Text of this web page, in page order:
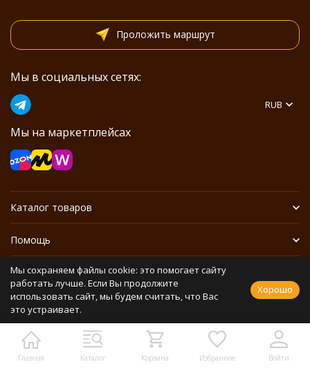
Главная Каталог Корзина Избранное Войти
Проложить маршрут
Мы в социальных сетях:
Мы на маркетплейсах
RUB
Каталог товаров
Помощь
Информация
Политика персональных данных
Разработано в
bodysite.ru Webasyst —
Мы сохраняем файлы cookie: это помогает сайту
работать лучше. Если Вы продолжите
использовать сайт, мы будем считать, что Вас
это устраивает.
Хорошо